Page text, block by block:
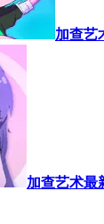
加查艺
加查艺术最